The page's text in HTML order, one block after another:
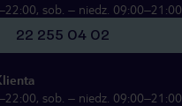
sob. – niedz. 09:00–21:00
22 255 04 02
sob. – niedz. 09:00–21:00